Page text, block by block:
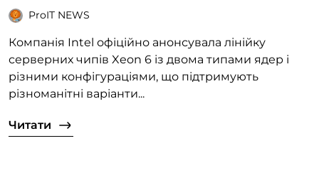
ProIT NEWS
Компанія Intel офіційно анонсувала лінійку
серверних чипів Xeon 6 із двома типами ядер і
різними конфігураціями, що підтримують
різноманітні варіанти...
Читати